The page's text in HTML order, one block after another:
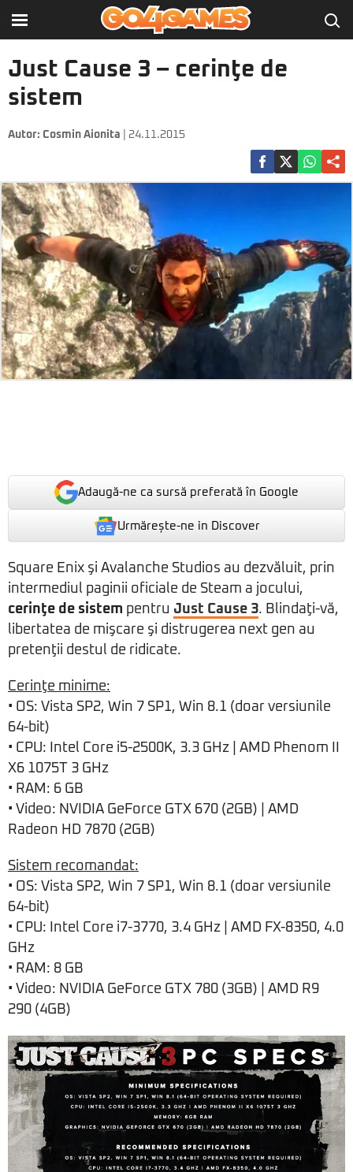
Just Cause 3 – cerinţe de
sistem
Autor: Cosmin Aionita | 24.11.2015
Adaugă-ne ca sursă preferată în Google
Urmărește-ne in Discover
Square Enix şi Avalanche Studios au dezvăluit, prin
intermediul paginii oficiale de Steam a jocului,
cerinţe de sistem pentru Just Cause 3. Blindaţi-vă,
libertatea de mişcare şi distrugerea next gen au
pretenţii destul de ridicate.
Cerinţe minime:
• OS: Vista SP2, Win 7 SP1, Win 8.1 (doar versiunile
64-bit)
• CPU: Intel Core i5-2500K, 3.3 GHz | AMD Phenom II
X6 1075T 3 GHz
• RAM: 6 GB
• Video: NVIDIA GeForce GTX 670 (2GB) | AMD
Radeon HD 7870 (2GB)
Sistem recomandat:
• OS: Vista SP2, Win 7 SP1, Win 8.1 (doar versiunile
64-bit)
• CPU: Intel Core i7-3770, 3.4 GHz | AMD FX-8350, 4.0
GHz
• RAM: 8 GB
• Video: NVIDIA GeForce GTX 780 (3GB) | AMD R9
290 (4GB)